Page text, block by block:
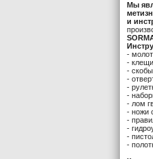
Мы
и
-
-
-
-
-
-
- лом
- ножи
-
-
-
-